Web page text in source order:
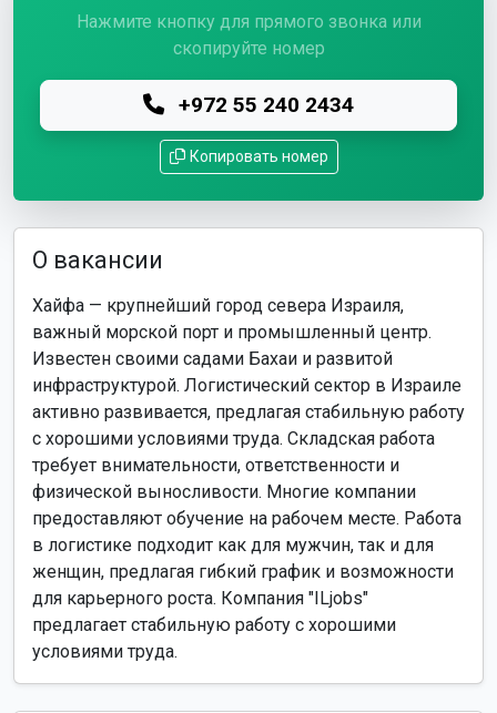
Нажмите кнопку для прямого звонка или
скопируйте номер
+972 55 240 2434
Копировать номер
О вакансии
Хайфа — крупнейший город севера Израиля,
важный морской порт и промышленный центр.
Известен своими садами Бахаи и развитой
инфраструктурой. Логистический сектор в Израиле
активно развивается, предлагая стабильную работу
с хорошими условиями труда. Складская работа
требует внимательности, ответственности и
физической выносливости. Многие компании
предоставляют обучение на рабочем месте. Работа
в логистике подходит как для мужчин, так и для
женщин, предлагая гибкий график и возможности
для карьерного роста. Компания "ILjobs"
предлагает стабильную работу с хорошими
условиями труда.